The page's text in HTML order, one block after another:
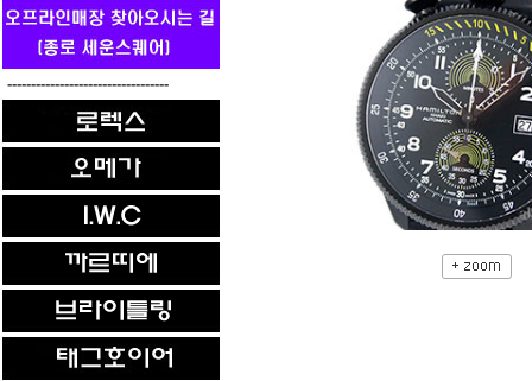
----------------------------------